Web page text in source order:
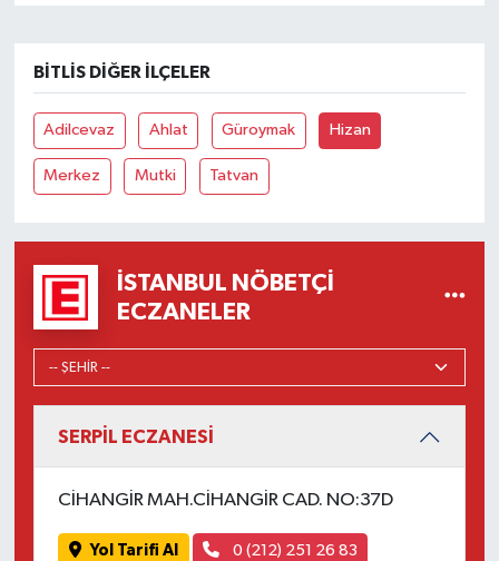
BITLIS DIĞER İLÇELER
Adilcevaz Ahlat Güroymak Hizan
Merkez Mutki Tatvan
İSTANBUL NÖBETÇI
ECZANELER
SERPİL ECZANESİ
CİHANGİR MAH.CİHANGİR CAD. NO:37D
Yol Tarifi Al 0 (212) 251 26 83